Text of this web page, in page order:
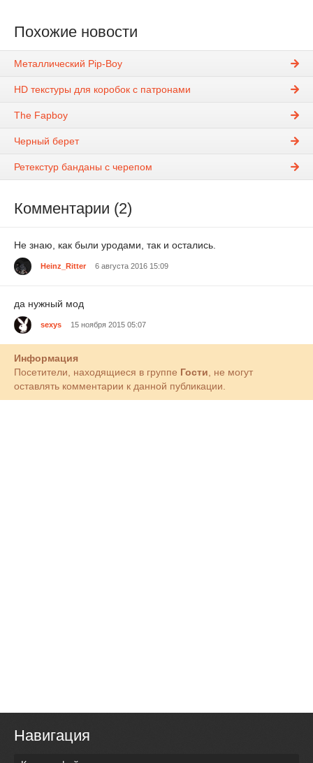
Похожие новости
Металлический Pip-Boy
HD текстуры для коробок с патронами
The Fapboy
Черный берет
Ретекстур банданы с черепом
Комментарии (2)
Не знаю, как были уродами, так и остались.
Heinz_Ritter 6 августа 2016 15:09
да нужный мод
sexys 15 ноября 2015 05:07
Информация
Посетители, находящиеся в группе Гости , не могут
оставлять комментарии к данной публикации.
Навигация